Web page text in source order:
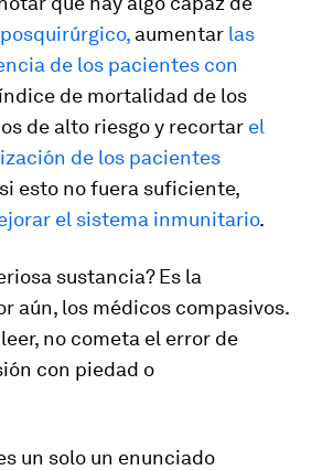
aumentar las
de los pacientes con
de mortalidad de los
de alto riesgo y recortar el
de los pacientes
esto no fuera suficiente,
el sistema inmunitario.
sustancia? Es la
aún, los médicos compasivos.
no cometa el error de
con piedad o
un solo un enunciado